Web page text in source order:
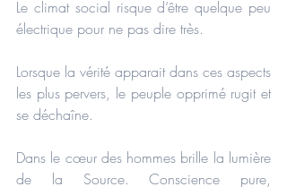
Le climat social risque d’être quelque peu
électrique pour ne pas dire très.
Lorsque la vérité apparait dans ces aspects
les plus pervers, le peuple opprimé rugit et
se déchaîne.
Dans le cœur des hommes brille la lumière
de la Source. Conscience pure,